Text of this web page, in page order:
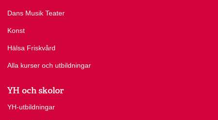
Dans Musik Teater
Konst
Hälsa Friskvård
Alla kurser och utbildningar
YH och skolor
YH-utbildningar